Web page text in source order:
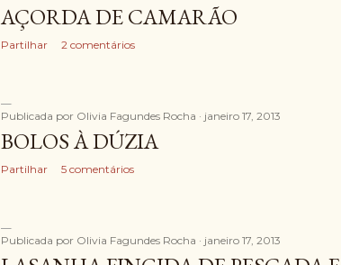
AÇORDA DE CAMARÃO
Partilhar 2 comentários
Publicada por Olivia Fagundes Rocha janeiro 17, 2013
BOLOS À DÚZIA
Partilhar 5 comentários
Publicada por Olivia Fagundes Rocha janeiro 17, 2013